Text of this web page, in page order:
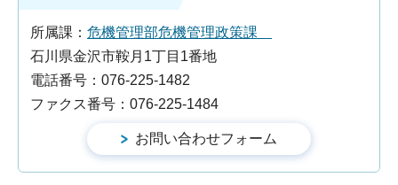
所属課： 危機管理部危機管理政策課
石川県金沢市鞍月1丁目1番地
電話番号：076-225-1482
ファクス番号：076-225-1484